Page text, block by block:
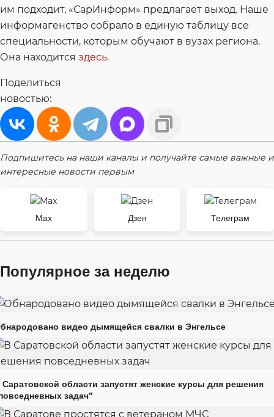
им подходит, «СарИнформ» предлагает выход. Наше
информагенство собрало в единую таблицу все
специальности, которым обучают в вузах региона.
Она находится здесь.
Поделиться
новостью:
Подпишитесь на наши каналы и получайте самые важные и
интересные новости первым
Max Дзен Телеграм
Популярное за неделю
видео дымящейся свалки в Энгельсе
Саратовской области запустят женские курсы для решения
задач"